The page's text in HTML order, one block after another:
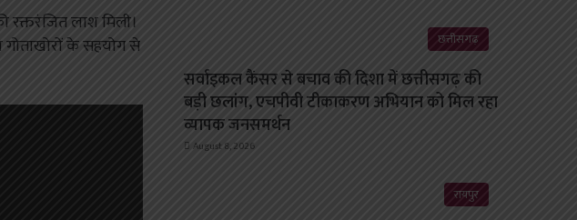
रक्तरंजित लाश मिली।
के सहयोग से
छत्तीसगढ़
सर्वाइकल कैंसर से बचाव की दिशा में छत्तीसगढ़ की
बड़ी छलांग, एचपीवी टीकाकरण अभियान को मिल रहा
व्यापक जनसमर्थन
August 8, 2026
रायपुर